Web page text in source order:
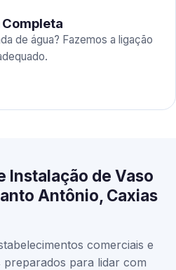
de água? Fazemos a ligação
Instalação de Vaso
Antônio, Caxias
comerciais e
preparados para lidar com